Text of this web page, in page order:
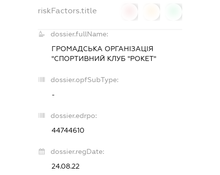
riskFactors.title
dossier.fullName:
ГРОМАДСЬКА ОРГАНІЗАЦІЯ
"СПОРТИВНИЙ КЛУБ "РОКЕТ"
dossier.opfSubType:
-
dossier.edrpo:
44744610
dossier.regDate:
24.08.22